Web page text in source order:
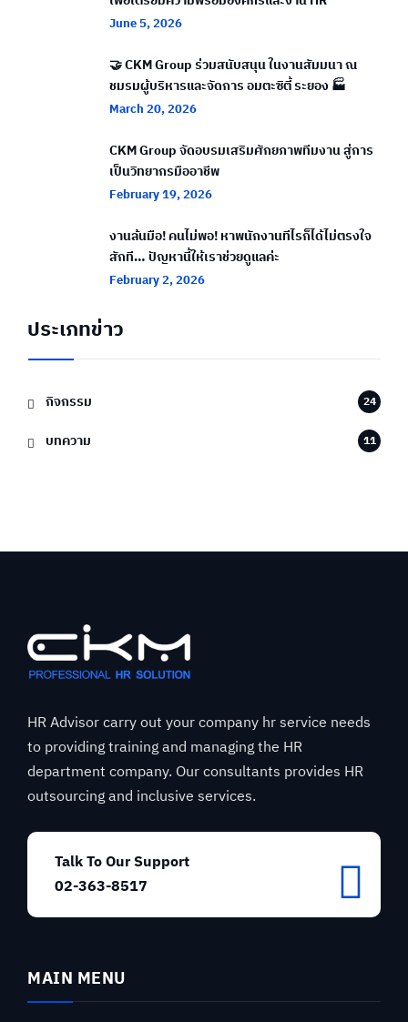
June 5, 2026
🤝 CKM Group ร่วมสนับสนุน ในงานสัมมนา ณ
ชมรมผู้บริหารและจัดการ อมตะซิตี้ ระยอง 🏭
March 20, 2026
CKM Group จัดอบรมเสริมศักยภาพทีมงาน สู่การ
เป็นวิทยากรมืออาชีพ
February 19, 2026
งานล้นมือ! คนไม่พอ! หาพนักงานทีไรก็ได้ไม่ตรงใจ
สักที… ปัญหานี้ให้เราช่วยดูแลค่ะ
February 2, 2026
ประเภทข่าว
กิจกรรม 24
บทความ 11
HR Advisor carry out your company hr service needs
to providing training and managing the HR
department company. Our consultants provides HR
outsourcing and inclusive services.
Talk To Our Support
02-363-8517
MAIN MENU